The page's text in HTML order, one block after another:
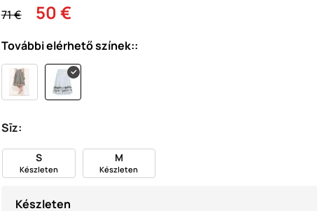
71 € 50 €
További elérhető színek::
Sīz:
S
Készleten
M
Készleten
Készleten